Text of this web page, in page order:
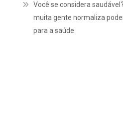
Você se considera
muita gente normaliza
para a saúde